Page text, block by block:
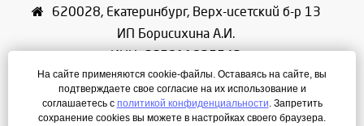
620028, Екатеринбург, Верх-исетский б-р 13
ИП Борисихина А.И.
ИНН: 665811825542
ОГРНИП: 312665804600057
Режим работы: Ежедневно с 10-30 до 19-30
На сайте применяются cookie-файлы. Оставаясь на сайте, вы
подтверждаете свое согласие на их использование и
соглашаетесь с политикой конфиденциальности. Запретить
сохранение cookies вы можете в настройках своего браузера.